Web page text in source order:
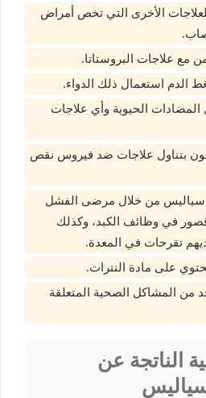
الأخرى التي تخص أمراض
مع علاجات البروستاتا.
استعمال ذلك الدواء.
المضادات الحيوية وأي علاجات
بتناول علاجات ضد فيروس نقص
سياليس من خلال مرضى الفشل
في وظائف الكبد، وكذلك
تقرحات في المعدة.
على مادة النترات.
من المشاكل الصحية المتعلقة
الناتجة عن
سياليس